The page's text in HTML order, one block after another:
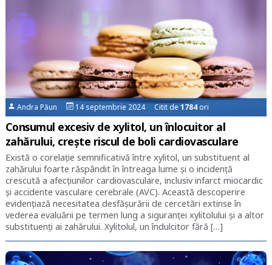
Andra Păun 14 septembrie 2024 Citit de1784 ori
Consumul excesiv de xylitol, un înlocuitor al
zahărului, crește riscul de boli cardiovasculare
Există o corelație semnificativă între xylitol, un substituent al
zahărului foarte răspândit în întreaga lume și o incidență
crescută a afecțiunilor cardiovasculare, inclusiv infarct miocardic
și accidente vasculare cerebrale (AVC). Această descoperire
evidențiază necesitatea desfășurării de cercetări extinse în
vederea evaluării pe termen lung a siguranței xylitolului și a altor
substituenți ai zahărului. Xylitolul, un îndulcitor fără […]